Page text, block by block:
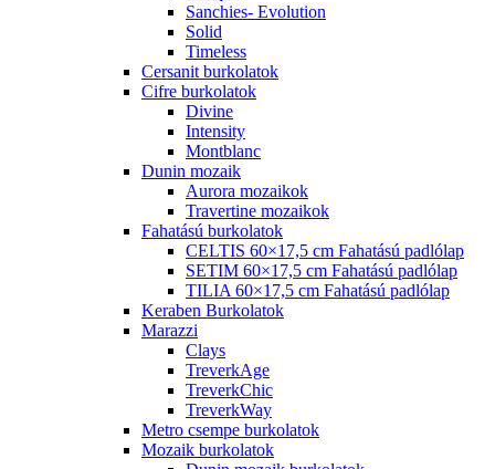
Sanchies- Evolution
Solid
Timeless
Cersanit burkolatok
Cifre burkolatok
Divine
Intensity
Montblanc
Dunin mozaik
Aurora mozaikok
Travertine mozaikok
Fahatású burkolatok
CELTIS 60×17,5 cm Fahatású padlólap
SETIM 60×17,5 cm Fahatású padlólap
TILIA 60×17,5 cm Fahatású padlólap
Keraben Burkolatok
Marazzi
Clays
TreverkAge
TreverkChic
TreverkWay
Metro csempe burkolatok
Mozaik burkolatok